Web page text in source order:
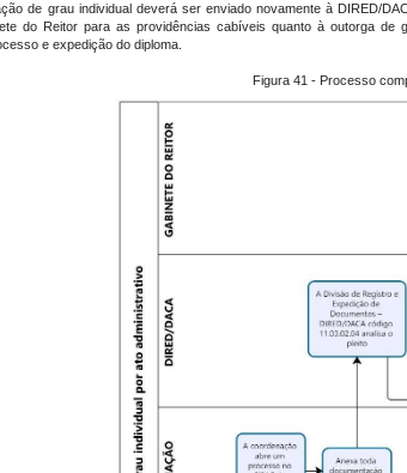
de grau individual deverá ser enviado novamente à DIRED/
do Reitor para as providências cabíveis quanto à outorga
e expedição do diploma.
Figura 41 - Processo